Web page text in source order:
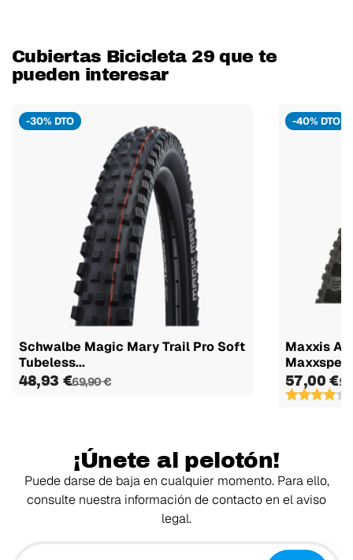
Cubiertas Bicicleta 29 que te
pueden interesar
-30% DTO
Schwalbe Magic Mary Trail Pro Soft
Tubeless...
48,93 €69,90 €
-40% DTO
Maxxis
57,00 €
¡Únete al pelotón!
Puede darse de baja en cualquier momento. Para ello,
consulte nuestra información de contacto en el aviso
legal.